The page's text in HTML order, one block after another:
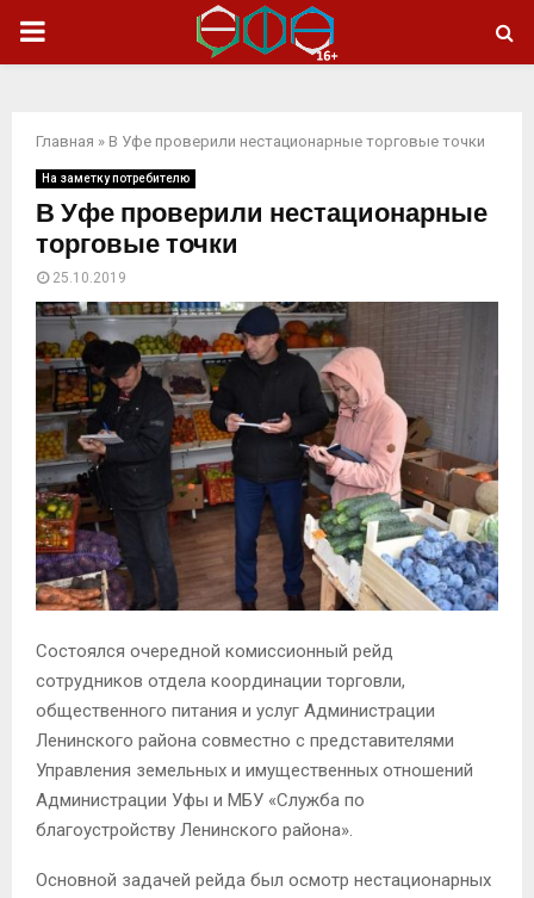
ОСНОВНОЕ
Главная » В Уфе проверили нестационарные торговые точки
На заметку потребителю
В Уфе проверили нестационарные
торговые точки
25.10.2019
Состоялся очередной комиссионный рейд
сотрудников отдела координации торговли,
общественного питания и услуг Администрации
Ленинского района совместно с представителями
Управления земельных и имущественных отношений
Администрации Уфы и МБУ «Служба по
благоустройству Ленинского района».
Основной задачей рейда был осмотр нестационарных